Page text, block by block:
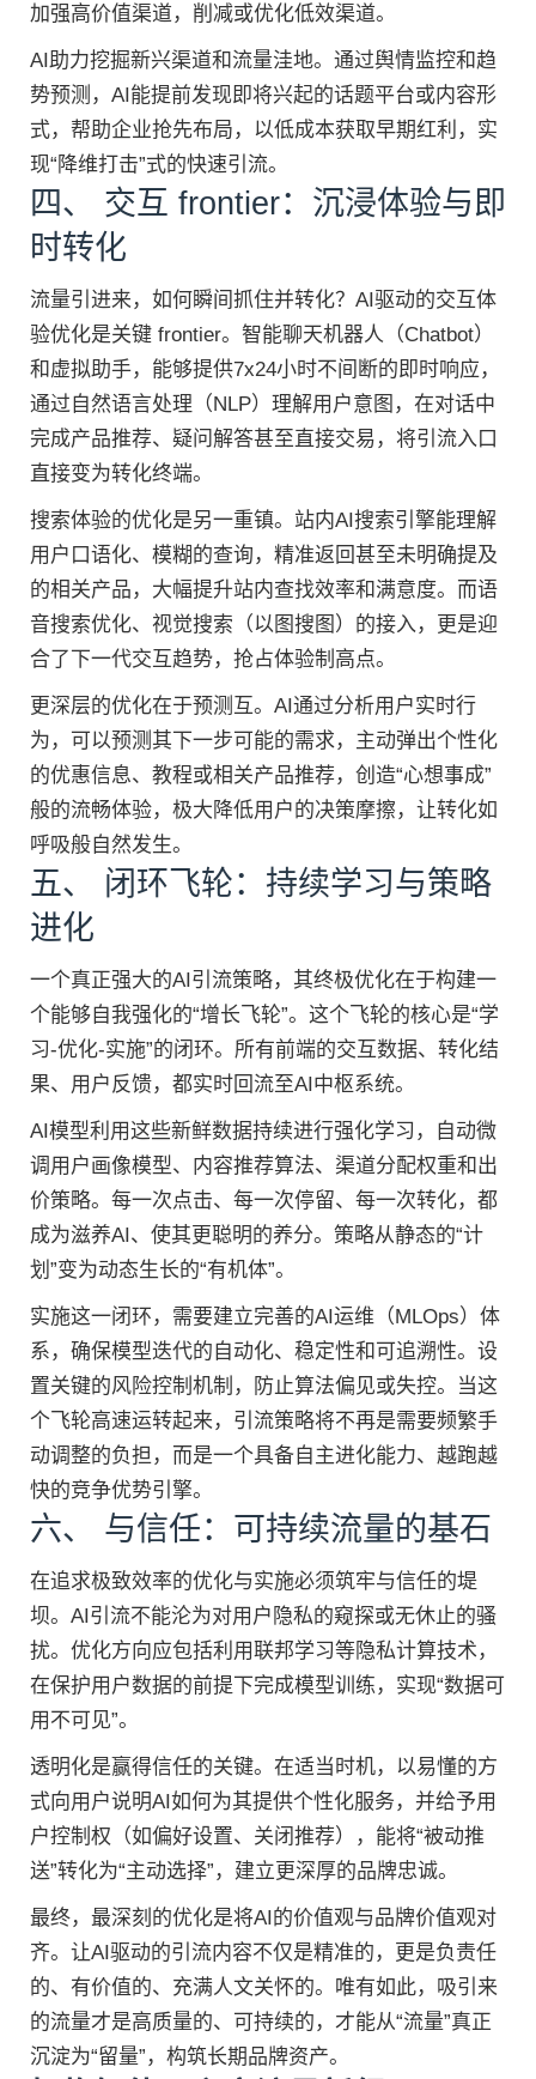
加强高价值渠道，削减或优化低效渠道。
AI助力挖掘新兴渠道和流量洼地。通过舆情监控和趋
势预测，AI能提前发现即将兴起的话题平台或内容形
式，帮助企业抢先布局，以低成本获取早期红利，实
现“降维打击”式的快速引流。
四、 交互 frontier：沉浸体验与即
时转化
流量引进来，如何瞬间抓住并转化？AI驱动的交互体
验优化是关键 frontier。智能聊天机器人（Chatbot）
和虚拟助手，能够提供7x24小时不间断的即时响应，
通过自然语言处理（NLP）理解用户意图，在对话中
完成产品推荐、疑问解答甚至直接交易，将引流入口
直接变为转化终端。
搜索体验的优化是另一重镇。站内AI搜索引擎能理解
用户口语化、模糊的查询，精准返回甚至未明确提及
的相关产品，大幅提升站内查找效率和满意度。而语
音搜索优化、视觉搜索（以图搜图）的接入，更是迎
合了下一代交互趋势，抢占体验制高点。
更深层的优化在于预测互。AI通过分析用户实时行
为，可以预测其下一步可能的需求，主动弹出个性化
的优惠信息、教程或相关产品推荐，创造“心想事成”
般的流畅体验，极大降低用户的决策摩擦，让转化如
呼吸般自然发生。
五、 闭环飞轮：持续学习与策略
进化
一个真正强大的AI引流策略，其终极优化在于构建一
个能够自我强化的“增长飞轮”。这个飞轮的核心是“学
习-优化-实施”的闭环。所有前端的交互数据、转化结
果、用户反馈，都实时回流至AI中枢系统。
AI模型利用这些新鲜数据持续进行强化学习，自动微
调用户画像模型、内容推荐算法、渠道分配权重和出
价策略。每一次点击、每一次停留、每一次转化，都
成为滋养AI、使其更聪明的养分。策略从静态的“计
划”变为动态生长的“有机体”。
实施这一闭环，需要建立完善的AI运维（MLOps）体
系，确保模型迭代的自动化、稳定性和可追溯性。设
置关键的风险控制机制，防止算法偏见或失控。当这
个飞轮高速运转起来，引流策略将不再是需要频繁手
动调整的负担，而是一个具备自主进化能力、越跑越
快的竞争优势引擎。
六、 与信任：可持续流量的基石
在追求极致效率的优化与实施必须筑牢与信任的堤
坝。AI引流不能沦为对用户隐私的窥探或无休止的骚
扰。优化方向应包括利用联邦学习等隐私计算技术，
在保护用户数据的前提下完成模型训练，实现“数据可
用不可见”。
透明化是赢得信任的关键。在适当时机，以易懂的方
式向用户说明AI如何为其提供个性化服务，并给予用
户控制权（如偏好设置、关闭推荐），能将“被动推
送”转化为“主动选择”，建立更深厚的品牌忠诚。
最终，最深刻的优化是将AI的价值观与品牌价值观对
齐。让AI驱动的引流内容不仅是精准的，更是负责任
的、有价值的、充满人文关怀的。唯有如此，吸引来
的流量才是高质量的、可持续的，才能从“流量”真正
沉淀为“留量”，构筑长期品牌资产。